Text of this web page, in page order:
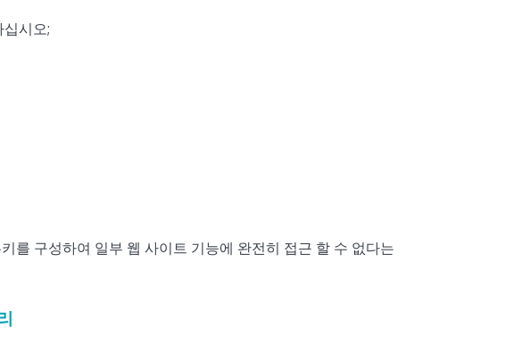
시오;
구성하여 일부 웹 사이트 기능에 완전히 접근 할 수 없다는